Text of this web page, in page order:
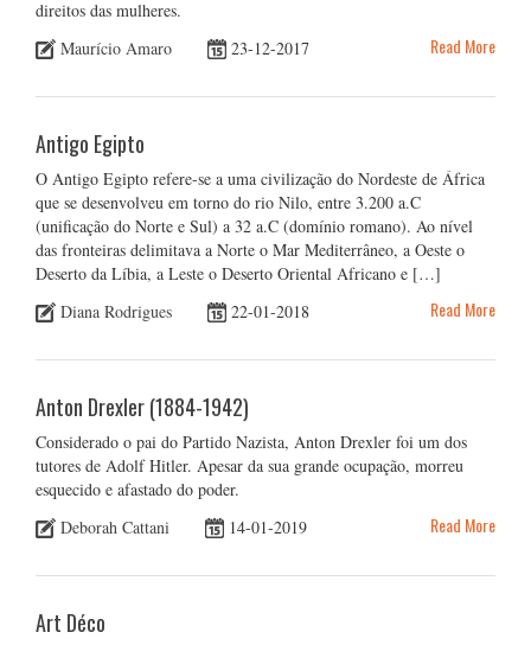
direitos das mulheres.
Maurício Amaro
23-12-2017 Read More
Antigo Egipto
O Antigo Egipto refere-se a uma civilização do Nordeste de África
que se desenvolveu em torno do rio Nilo, entre 3.200 a.C
(unificação do Norte e Sul) a 32 a.C (domínio romano). Ao nível
das fronteiras delimitava a Norte o Mar Mediterrâneo, a Oeste o
Deserto da Líbia, a Leste o Deserto Oriental Africano e […]
Diana Rodrigues
22-01-2018 Read More
Anton Drexler (1884-1942)
Considerado o pai do Partido Nazista, Anton Drexler foi um dos
tutores de Adolf Hitler. Apesar da sua grande ocupação, morreu
esquecido e afastado do poder.
Deborah Cattani
14-01-2019 Read More
Art Déco